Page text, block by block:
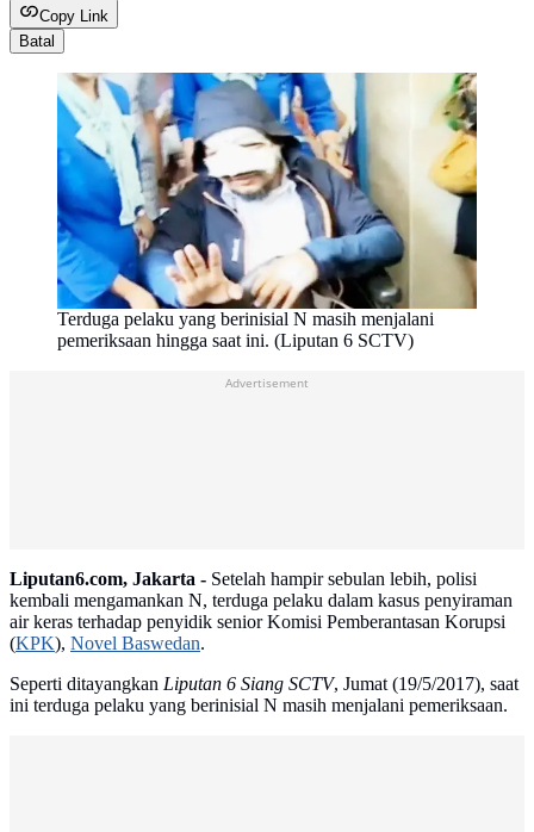
Copy Link
Batal
Terduga pelaku yang berinisial N masih menjalani
pemeriksaan hingga saat ini. (Liputan 6 SCTV)
Advertisement
Liputan6.com, Jakarta - Setelah hampir sebulan lebih, polisi
kembali mengamankan N, terduga pelaku dalam kasus penyiraman
air keras terhadap penyidik senior Komisi Pemberantasan Korupsi
(KPK), Novel Baswedan.
Seperti ditayangkan Liputan 6 Siang SCTV, Jumat (19/5/2017), saat
ini terduga pelaku yang berinisial N masih menjalani pemeriksaan.